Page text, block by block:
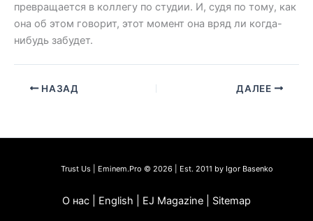
превращается в коллегу по студии. И, судя по тому, как
она об этом говорит, этот момент она вряд ли когда-
нибудь забудет.
НАЗАД ДАЛЕЕ
Trust Us | Eminem.Pro © 2026 | Est. 2011 by Igor Basenko
О нас | English | EJ Magazine | Sitemap